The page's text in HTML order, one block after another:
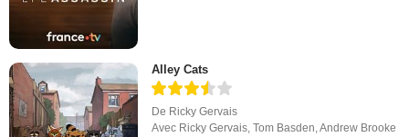
Alley Cats
De Ricky Gervais
Avec Ricky Gervais,Tom Basden,Andrew Brooke